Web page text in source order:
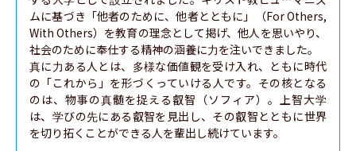
ムに基づき「他者のために、他者とともに」（For Others,
With Others）を教育の理念として掲げ、他人を思いやり、
社会のために奉仕する精神の涵養に力を注いできました。
真に力ある人とは、多様な価値観を受け入れ、ともに時代
の「これから」を形づくっていける人です。その核となる
のは、物事の真髄を捉える叡智（ソフィア）。上智大学
は、学びの先にある叡智を見出し、その叡智とともに世界
を切り拓くことができる人を輩出し続けています。